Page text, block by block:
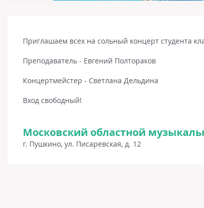
Приглашаем всех на сольный концерт студента
Преподаватель - Евгений Полтораков
Концертмейстер - Светлана Дельдина
Вход свободный!
Московский областной
г. Пушкино, ул. Писаревская, д. 12